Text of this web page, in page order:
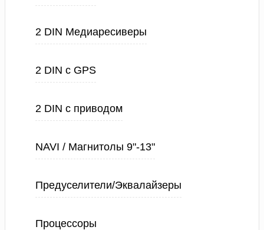
2 DIN Медиаресиверы
2 DIN с GPS
2 DIN с приводом
NAVI / Магнитолы 9"-13"
Предуселители/Эквалайзеры
Процессоры